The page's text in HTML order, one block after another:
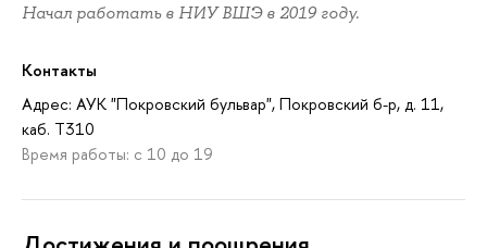
Начал работать в НИУ ВШЭ в 2019 году.
Контакты
Адрес: АУК "Покровский бульвар", Покровский б-р, д. 11,
каб. T310
Время работы: c 10 до 19